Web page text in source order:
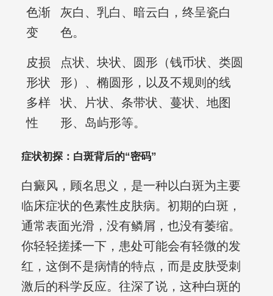
色渐
变
灰白、乳白、暗云白，终呈瓷白
色。
皮损
形状
多样
性
点状、块状、圆形（钱币状、类圆
形）、椭圆形，以及不规则的线
状、片状、条带状、蔓状、地图
形、岛屿形等。
症状初探：白斑背后的“密码”
白癜风，顾名思义，是一种以白斑为主要
临床症状的色素性皮肤病。初期的白斑，
通常表面光滑，没有鳞屑，也没有萎缩。
你轻轻搓揉一下，患处可能会有轻微的发
红，这倒不是病情的特点，而是皮肤受刺
激后的科学反应。往深了说，这种白斑的